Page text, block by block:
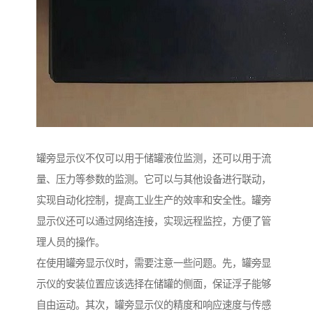
罐旁显示仪不仅可以用于储罐液位监测，还可以用于流
量、压力等参数的监测。它可以与其他设备进行联动，
实现自动化控制，提高工业生产的效率和安全性。罐旁
显示仪还可以通过网络连接，实现远程监控，方便了管
理人员的操作。
在使用罐旁显示仪时，需要注意一些问题。先，罐旁显
示仪的安装位置应该选择在储罐的侧面，保证浮子能够
自由运动。其次，罐旁显示仪的精度和响应速度与传感